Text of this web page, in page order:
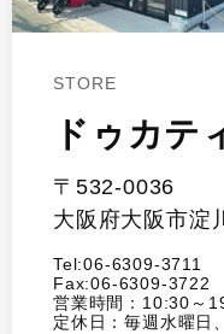
STORE
ドゥカテ
〒532-0036
大阪府大阪市淀
Tel:06-6309-3711
Fax:06-6309-3722
営業時間：10:30～
定休日：毎週水曜日